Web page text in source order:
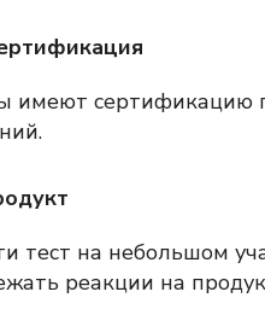
имеют сертификацию
тест на небольшом
реакции на